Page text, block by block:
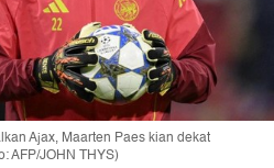
Ajax, Maarten Paes kian dekat
AFP/JOHN THYS)